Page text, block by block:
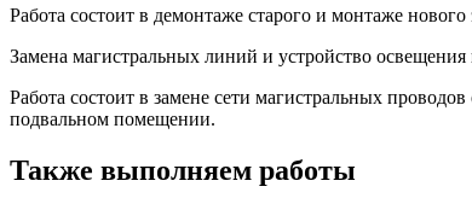
Работа состоит в демонтаже старого и монтаже
Замена магистральных линий и устройство освещения
Работа состоит в замене сети магистральных
подвальном помещении.
Также выполняем работы